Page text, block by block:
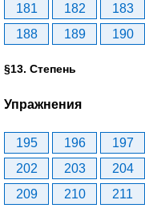
181 182 183
188
189 190
§13. Степень
Упражнения
195 196 197
202
203 204
209
210 211